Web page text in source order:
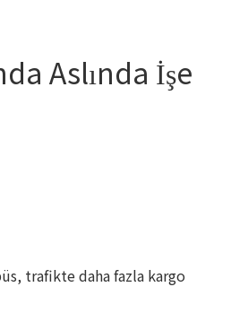
Aslında İşe
trafikte daha fazla kargo